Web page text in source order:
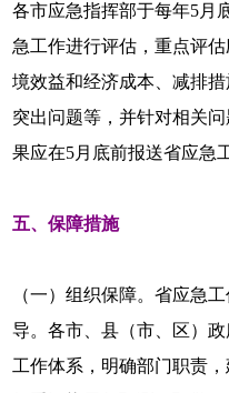
各市应急指挥部于每年5月
急工作进行评估，重点评
境效益和经济成本、减排
突出问题等，并针对相关
果应在5月底前报送省应急
五、保障措施
（一）组织保障。省应急
导。各市、县（市、区）
工作体系，明确部门职责